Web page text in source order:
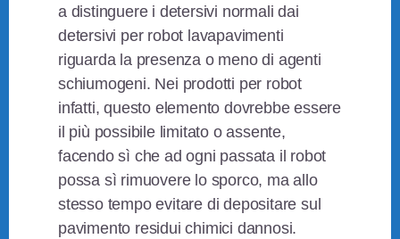
a distinguere i detersivi normali dai
detersivi per robot lavapavimenti
riguarda la presenza o meno di agenti
schiumogeni. Nei prodotti per robot
infatti, questo elemento dovrebbe essere
il più possibile limitato o assente,
facendo sì che ad ogni passata il robot
possa sì rimuovere lo sporco, ma allo
stesso tempo evitare di depositare sul
pavimento residui chimici dannosi.